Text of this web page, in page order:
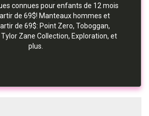
connues pour enfants de 12 mois
de 69$! Manteaux hommes et
de 69$: Point Zero, Toboggan,
Tylor Zane Collection, Exploration, et
plus.